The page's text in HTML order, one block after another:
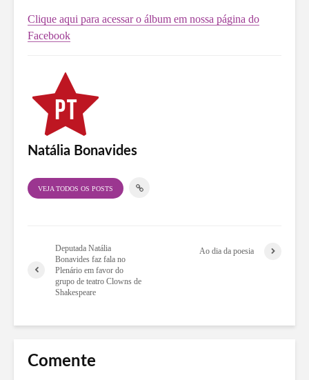
Clique aqui para acessar o álbum em nossa página do
Facebook
Natália Bonavides
VEJA TODOS OS POSTS
Deputada Natália
Bonavides faz fala no
Plenário em favor do
grupo de teatro Clowns de
Shakespeare
Ao dia da poesia
Comente